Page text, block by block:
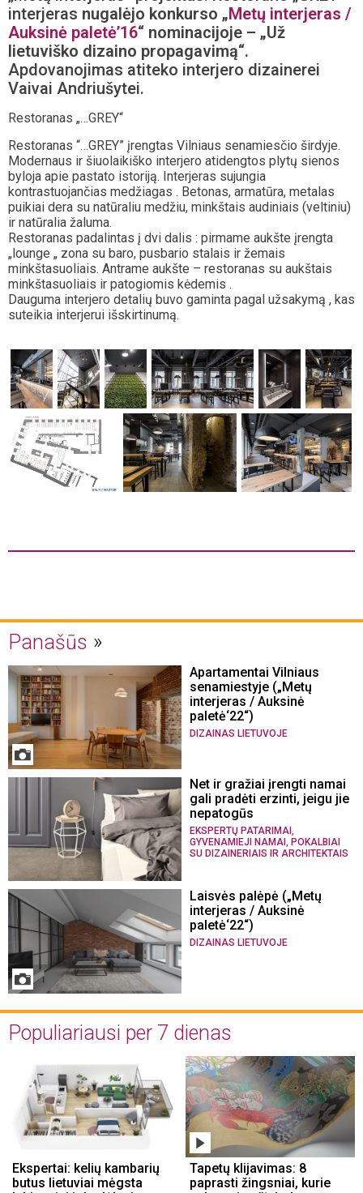
interjeras nugalėjo konkurso „Metų interjeras /
Auksinė paletė’16“ nominacijoje – „Už
lietuviško dizaino propagavimą“.
Apdovanojimas atiteko interjero dizainerei
Vaivai Andriušytei.
Restoranas „…GREY“
Restoranas “…GREY” įrengtas Vilniaus senamiesčio širdyje.
Modernaus ir šiuolaikiško interjero atidengtos plytų sienos
byloja apie pastato istoriją. Interjeras sujungia
kontrastuojančias medžiagas . Betonas, armatūra, metalas
puikiai dera su natūraliu medžiu, minkštais audiniais (veltiniu)
ir natūralia žaluma.
Restoranas padalintas į dvi dalis : pirmame aukšte įrengta
„lounge „ zona su baro, pusbario stalais ir žemais
minkštasuoliais. Antrame aukšte – restoranas su aukštais
minkštasuoliais ir patogiomis kėdemis .
Dauguma interjero detalių buvo gaminta pagal užsakymą , kas
suteikia interjerui išskirtinumą.
Panašūs
Apartamentai Vilniaus
senamiestyje („Metų
interjeras / Auksinė
paletė‘22“)
DIZAINAS LIETUVOJE
Net ir gražiai įrengti namai
gali pradėti erzinti, jeigu jie
nepatogūs
EKSPERTŲ PATARIMAI ,
GYVENAMIEJI NAMAI , POKALBIAI
SU DIZAINERIAIS IR ARCHITEKTAIS
Laisvės palėpė („Metų
interjeras / Auksinė
paletė‘22“)
DIZAINAS LIETUVOJE
Populiariausi per 7 dienas
Ekspertai: kelių kambarių
butus lietuviai mėgsta
Tapetų klijavimas: 8
paprasti žingsniai, kurie